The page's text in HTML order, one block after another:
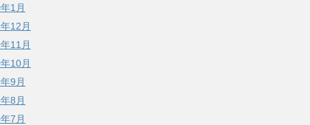
1月
12月
11月
10月
9月
8月
7月